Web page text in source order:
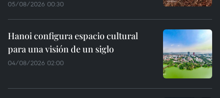
05/08/2026 00:30
Hanoi configura espacio cultural
para una visión de un siglo
04/08/2026 02:00